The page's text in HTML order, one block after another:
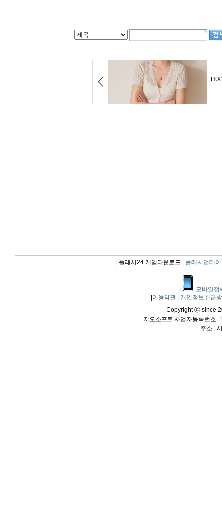
플래시24 게임다운로드 | 플래시업데이
모바일접
이용약관
개인정보취급
Copyright ⓒ since
지오소프트 사업자등록번호:
주소 :